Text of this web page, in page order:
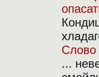
Слово
...